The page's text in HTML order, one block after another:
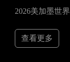
2026美加墨世
查看更多